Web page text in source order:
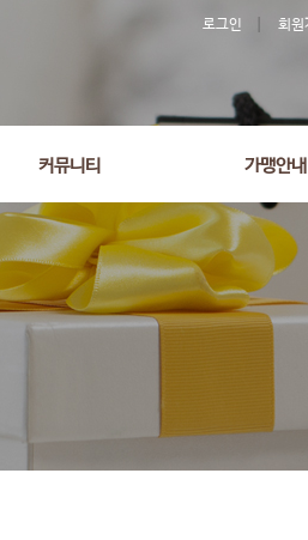
로그인 회원
커뮤니티 가맹안내